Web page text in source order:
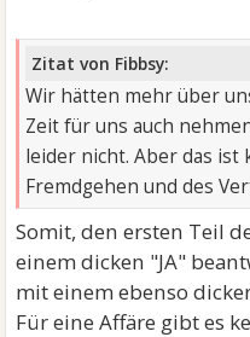
Zitat von Fibbsy:
Wir hätten mehr über
Zeit für uns auch
leider nicht. Aber das
Fremdgehen und des
Somit, den ersten Teil
einem dicken "JA"
mit einem ebenso
Für eine Affäre gibt es